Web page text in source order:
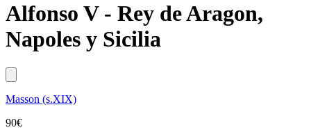
Alfonso V - Rey de Aragon,
Napoles y Sicilia
Masson (s.XIX)
90€